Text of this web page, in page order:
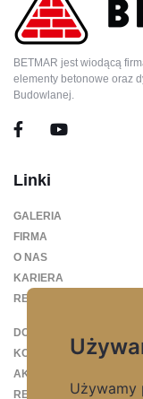
Używamy
BETMAR jest wiodącą
elementy betonowe oraz
Budowlanej.
Linki
GALERIA
FIRMA
O NAS
KARIERA
REFERENCJE
DO POBRANIA
KONTAKT
AKTUALNOŚCI
REGULAMIN SKLEPU